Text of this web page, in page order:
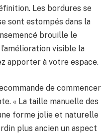
Les bordures se
sont estompés dans la
brouille le
visible la
apporter à votre espace.
de commencer
« La taille manuelle des
forme jolie et naturelle
plus ancien un aspect